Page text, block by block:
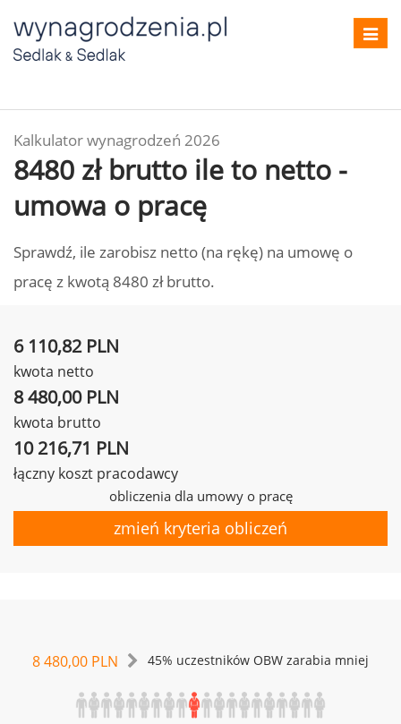
Kalkulator wynagrodzeń 2026
8480 zł brutto ile to netto -
umowa o pracę
Sprawdź, ile zarobisz netto (na rękę) na umowę o
pracę z kwotą 8480 zł brutto.
6 110,82 PLN
kwota netto
8 480,00 PLN
kwota brutto
10 216,71 PLN
łączny koszt pracodawcy
obliczenia dla umowy o pracę
zmień kryteria obliczeń
8 480,00 PLN 45% uczestników OBW zarabia mniej